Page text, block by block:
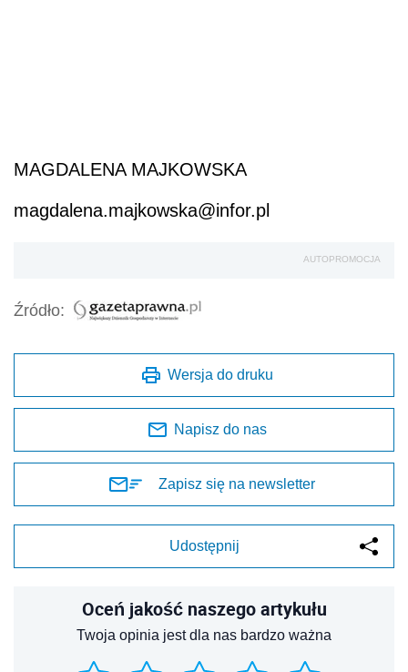
MAGDALENA MAJKOWSKA
magdalena.majkowska@infor.pl
AUTOPROMOCJA
Źródło:
Wersja do druku
Napisz do nas
Zapisz się na newsletter
Udostępnij
Oceń jakość naszego artykułu
Twoja opinia jest dla nas bardzo ważna